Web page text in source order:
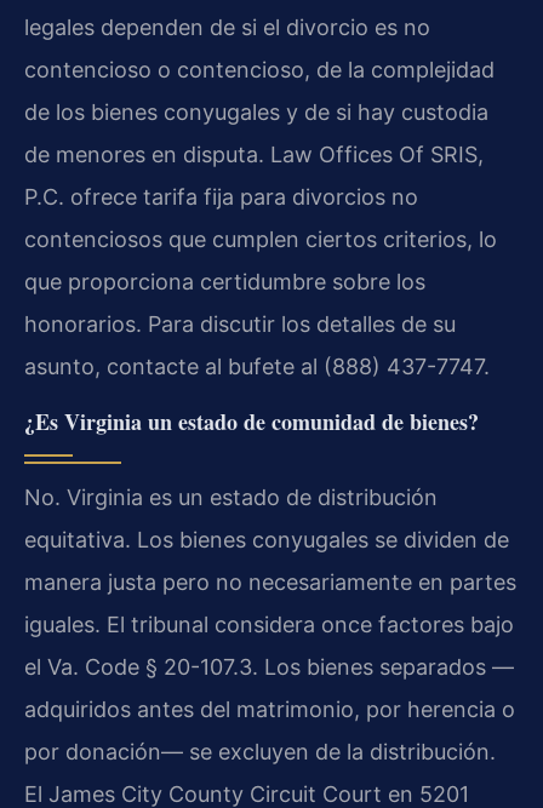
legales dependen de si el divorcio es no
contencioso o contencioso, de la complejidad
de los bienes conyugales y de si hay custodia
de menores en disputa. Law Offices Of SRIS,
P.C. ofrece tarifa fija para divorcios no
contenciosos que cumplen ciertos criterios, lo
que proporciona certidumbre sobre los
honorarios. Para discutir los detalles de su
asunto, contacte al bufete al (888) 437-7747.
¿Es Virginia un estado de comunidad de bienes?
No. Virginia es un estado de distribución
equitativa. Los bienes conyugales se dividen de
manera justa pero no necesariamente en partes
iguales. El tribunal considera once factores bajo
el Va. Code § 20-107.3. Los bienes separados —
adquiridos antes del matrimonio, por herencia o
por donación— se excluyen de la distribución.
El James City County Circuit Court en 5201